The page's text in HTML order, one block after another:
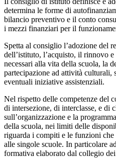
determina le forme di
bilancio preventivo e il conto
i mezzi finanziari per il
Spetta al consiglio l’adozione del
dell’istituto, l’acquisto, il rinnovo
necessari alla vita della scuola, la
partecipazione ad attività culturali,
eventuali iniziative assistenziali.
Nel rispetto delle competenze del
di intersezione, di interclasse, e di
sull’organizzazione e la
della scuola, nei limiti delle
riguarda i compiti e le funzioni che
alle singole scuole. In particolare
formativa elaborato dal collegio